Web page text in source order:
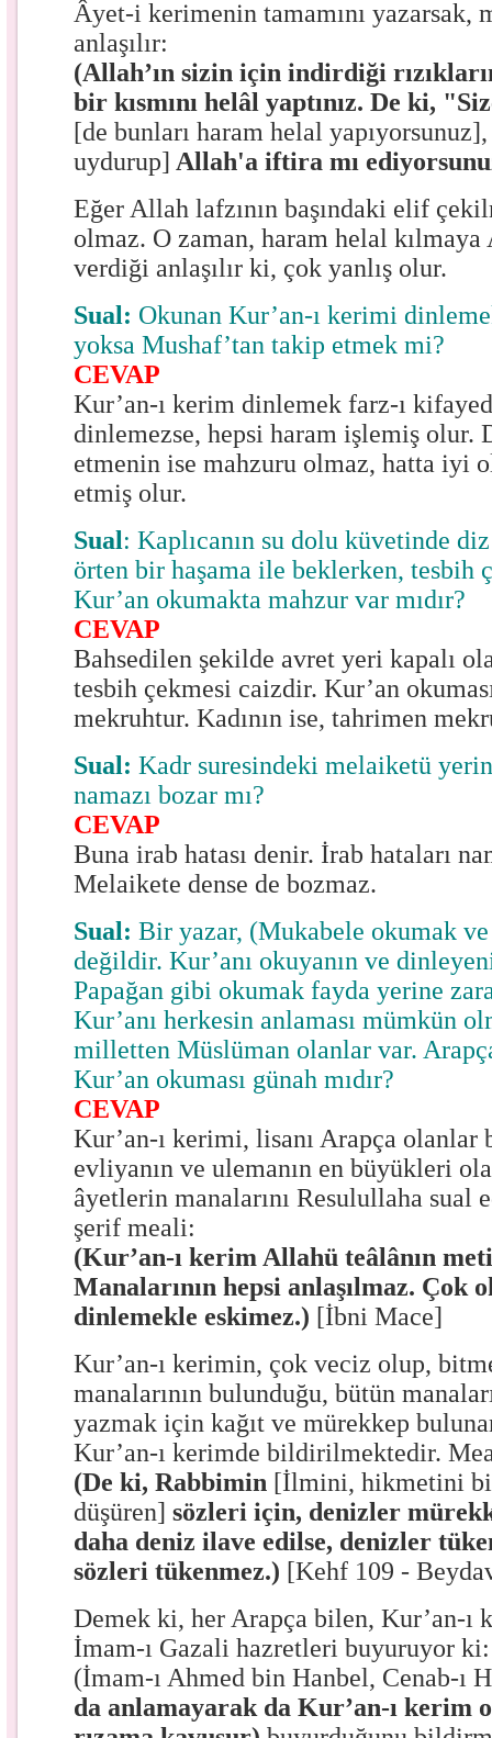
Âyet-i kerimenin tamamını yazarsak,
anlaşılır:
(Allah’ın sizin için indirdiği
bir kısmını helâl yaptınız. De ki,
[de bunları haram helal yapıyorsunuz],
uydurup] Allah'a iftira mı
Eğer Allah lafzının başındaki elif
olmaz. O zaman, haram helal
verdiği anlaşılır ki, çok yanlış olur.
Sual: Okunan Kur’an-ı kerimi
yoksa Mushaf’tan takip etmek mi?
CEVAP
Kur’an-ı kerim dinlemek farz-ı
dinlemezse, hepsi haram işlemiş olur.
etmenin ise mahzuru olmaz, hatta iyi
etmiş olur.
Sual: Kaplıcanın su dolu küvetinde
örten bir haşama ile beklerken, tesbih
Kur’an okumakta mahzur var mıdır?
CEVAP
Bahsedilen şekilde avret yeri kapalı
tesbih çekmesi caizdir. Kur’an
mekruhtur. Kadının ise, tahrimen
Sual:Kadr suresindeki melaiketü
namazı bozar mı?
CEVAP
Buna irab hatası denir. İrab hataları
Melaikete dense de bozmaz.
Sual: Bir yazar, (Mukabele okumak
değildir. Kur’anı okuyanın ve
Papağan gibi okumak fayda yerine
Kur’anı herkesin anlaması mümkün
milletten Müslüman olanlar var.
Kur’an okuması günah mıdır?
CEVAP
Kur’an-ı kerimi, lisanı Arapça olanlar
evliyanın ve ulemanın en büyükleri
âyetlerin manalarını Resulullaha sual
şerif meali:
(Kur’an-ı kerim Allahü teâlânın
Manalarının hepsi anlaşılmaz. Çok
dinlemekle eskimez.) [İbni Mace]
Kur’an-ı kerimin, çok veciz olup,
manalarının bulunduğu, bütün
yazmak için kağıt ve mürekkep
Kur’an-ı kerimde bildirilmektedir.
(De ki, Rabbimin [İlmini, hikmetini
düşüren] sözleri için, denizler
daha deniz ilave edilse, denizler
sözleri tükenmez.) [Kehf 109 -
Demek ki, her Arapça bilen, Kur’an-ı
İmam-ı Gazali hazretleri buyuruyor ki:
(İmam-ı Ahmed bin Hanbel, Cenab-ı
da anlamayarak da Kur’an-ı kerim